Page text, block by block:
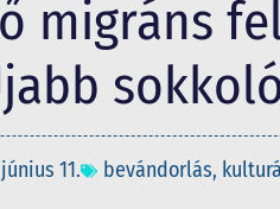
migráns
11. bevándorlás,